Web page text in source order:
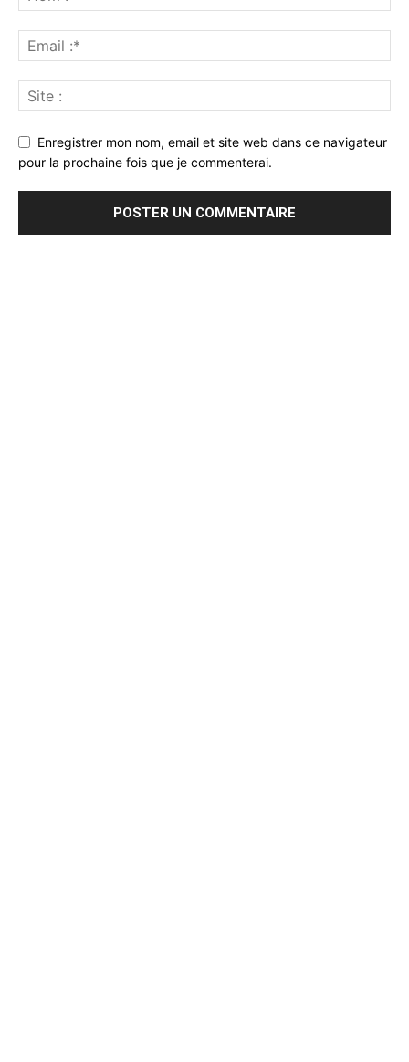
Enregistrer mon nom, email et site web dans ce navigateur
pour la prochaine fois que je commenterai.